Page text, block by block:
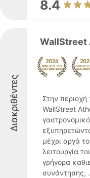
8.4
Διακριθέντες
WallStreet
Στην
WallStreet
μέχρι αργά
λειτουργία
γρήγορα
συνάντησης,